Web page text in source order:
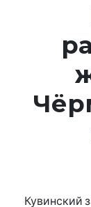
Кувинский